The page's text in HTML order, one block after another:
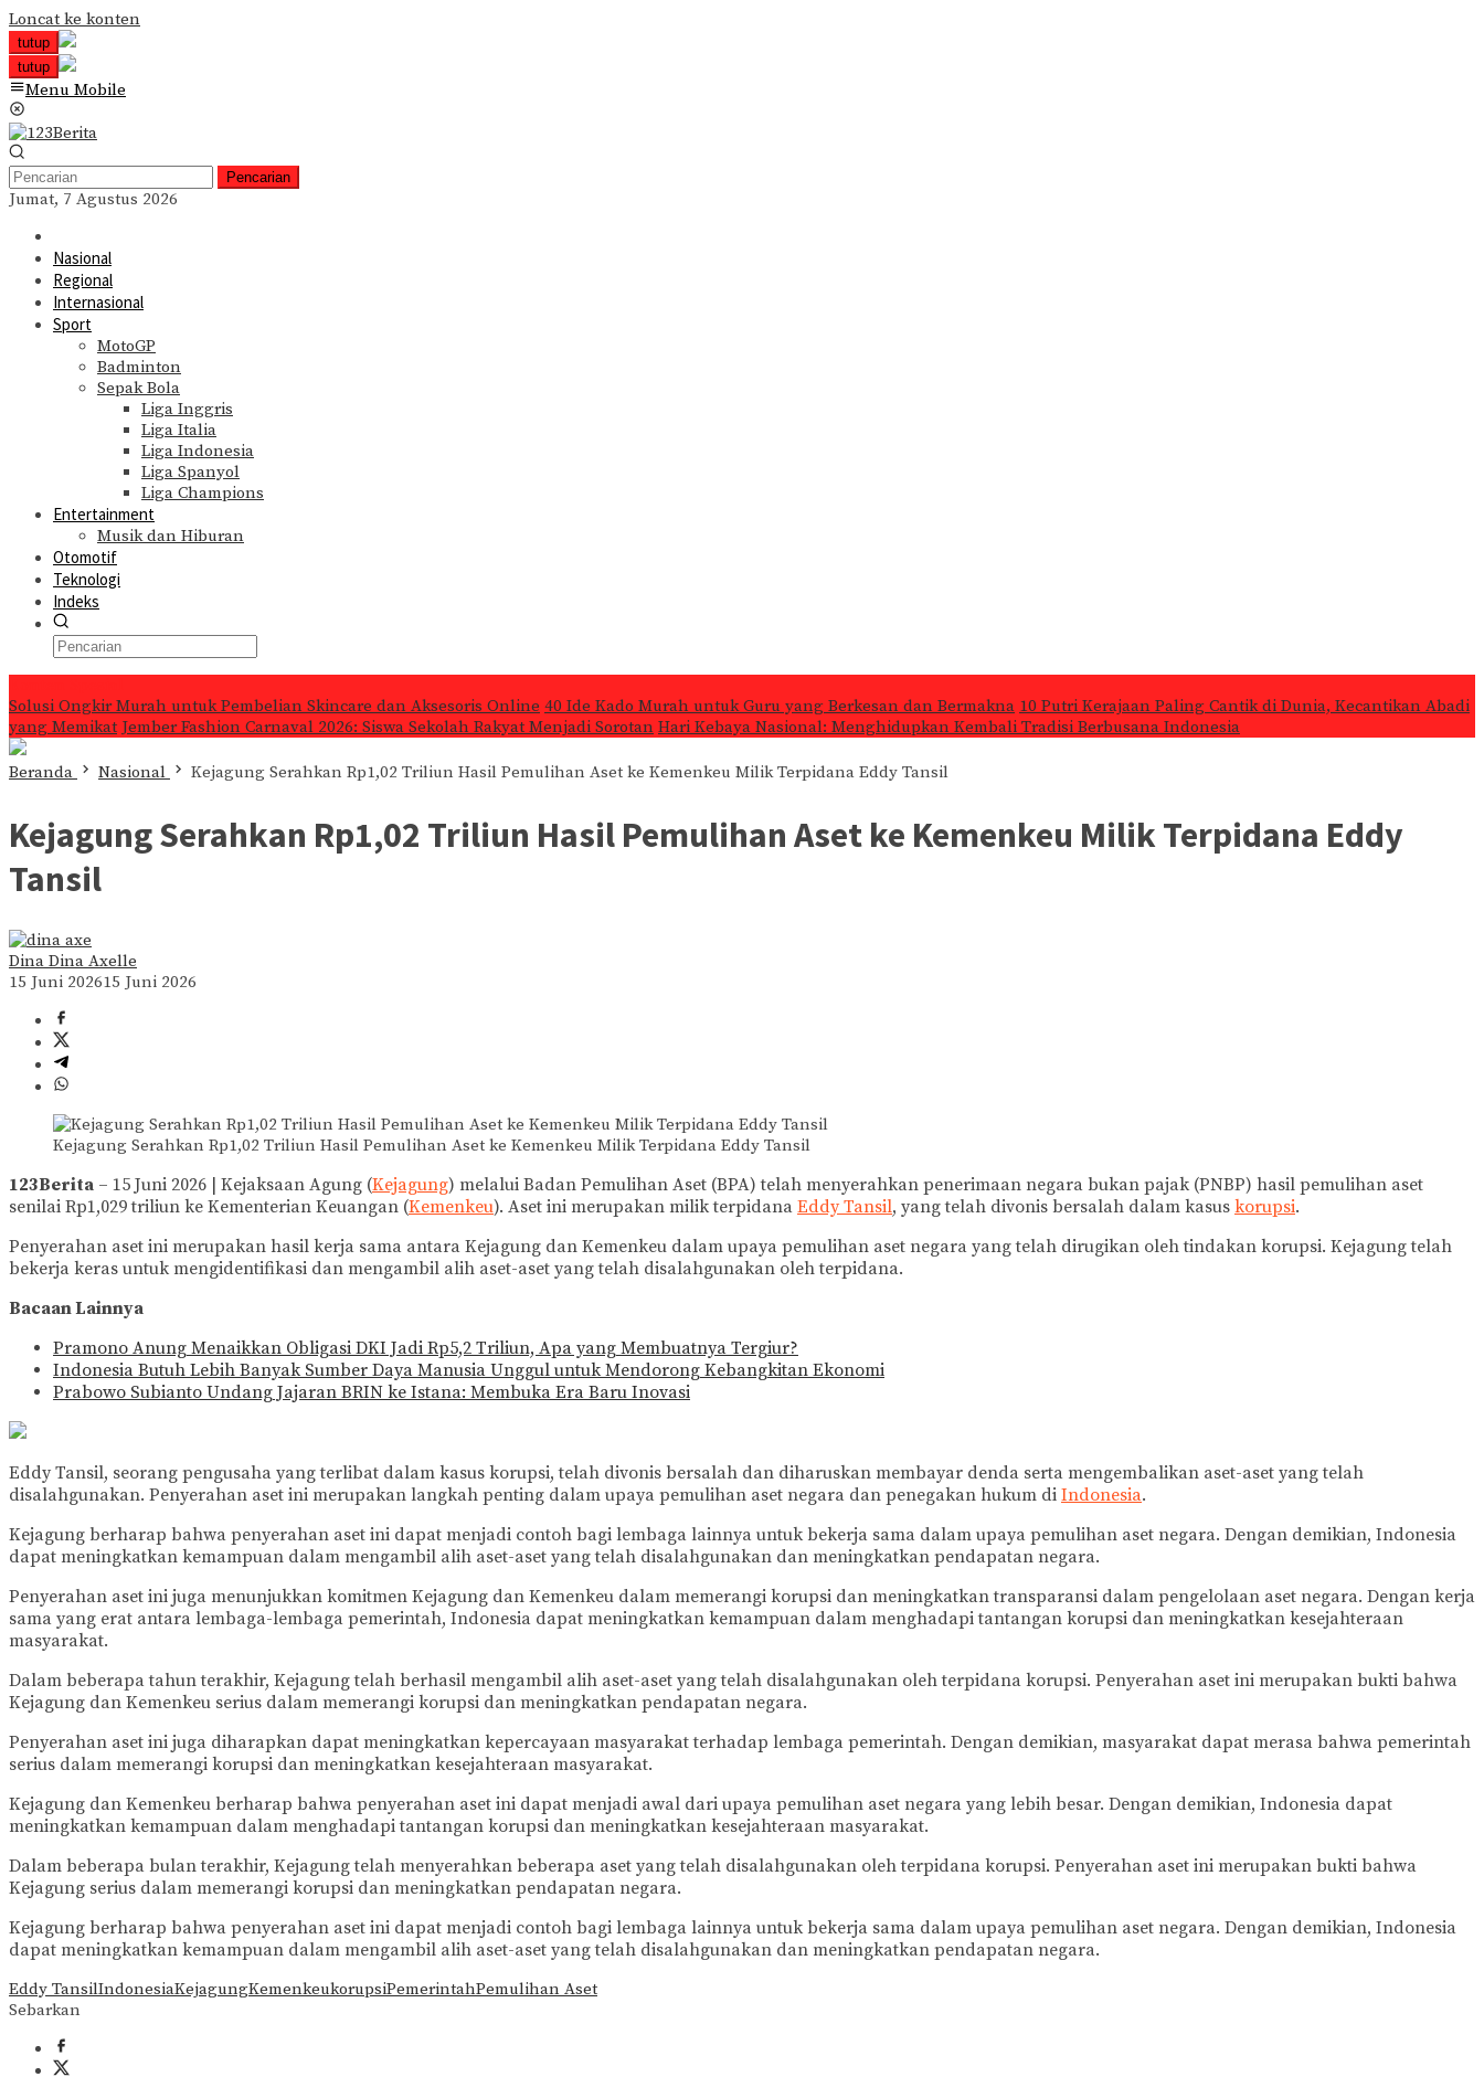
Loncat ke konten
tutup
tutup
Menu Mobile
Pencarian
Jumat, 7 Agustus 2026
Nasional
Regional
Internasional
Sport
MotoGP
Badminton
Sepak Bola
Liga Inggris
Liga Italia
Liga Indonesia
Liga Spanyol
Liga Champions
Entertainment
Musik dan Hiburan
Otomotif
Teknologi
Indeks
Solusi Ongkir Murah untuk Pembelian Skincare dan Aksesoris Online 40 Ide Kado Murah untuk Guru yang Berkesan dan Bermakna 10 Putri Kerajaan Paling Cantik di Dunia, Kecantikan Abadi
yang Memikat Jember Fashion Carnaval 2026: Siswa Sekolah Rakyat Menjadi Sorotan Hari Kebaya Nasional: Menghidupkan Kembali Tradisi Berbusana Indonesia
Beranda Nasional Kejagung Serahkan Rp1,02 Triliun Hasil Pemulihan Aset ke Kemenkeu Milik Terpidana Eddy Tansil
Kejagung Serahkan Rp1,02 Triliun Hasil Pemulihan Aset ke Kemenkeu Milik Terpidana Eddy
Tansil
Dina Dina Axelle
15 Juni 202615 Juni 2026
Kejagung Serahkan Rp1,02 Triliun Hasil Pemulihan Aset ke Kemenkeu Milik Terpidana Eddy Tansil
123Berita – 15 Juni 2026 | Kejaksaan Agung (Kejagung) melalui Badan Pemulihan Aset (BPA) telah menyerahkan penerimaan negara bukan pajak (PNBP) hasil pemulihan aset
senilai Rp1,029 triliun ke Kementerian Keuangan (Kemenkeu). Aset ini merupakan milik terpidana Eddy Tansil, yang telah divonis bersalah dalam kasus korupsi.
Penyerahan aset ini merupakan hasil kerja sama antara Kejagung dan Kemenkeu dalam upaya pemulihan aset negara yang telah dirugikan oleh tindakan korupsi. Kejagung telah
bekerja keras untuk mengidentifikasi dan mengambil alih aset-aset yang telah disalahgunakan oleh terpidana.
Bacaan Lainnya
Pramono Anung Menaikkan Obligasi DKI Jadi Rp5,2 Triliun, Apa yang Membuatnya Tergiur?
Indonesia Butuh Lebih Banyak Sumber Daya Manusia Unggul untuk Mendorong Kebangkitan Ekonomi
Prabowo Subianto Undang Jajaran BRIN ke Istana: Membuka Era Baru Inovasi
Eddy Tansil, seorang pengusaha yang terlibat dalam kasus korupsi, telah divonis bersalah dan diharuskan membayar denda serta mengembalikan aset-aset yang telah
disalahgunakan. Penyerahan aset ini merupakan langkah penting dalam upaya pemulihan aset negara dan penegakan hukum di Indonesia.
Kejagung berharap bahwa penyerahan aset ini dapat menjadi contoh bagi lembaga lainnya untuk bekerja sama dalam upaya pemulihan aset negara. Dengan demikian, Indonesia
dapat meningkatkan kemampuan dalam mengambil alih aset-aset yang telah disalahgunakan dan meningkatkan pendapatan negara.
Penyerahan aset ini juga menunjukkan komitmen Kejagung dan Kemenkeu dalam memerangi korupsi dan meningkatkan transparansi dalam pengelolaan aset negara. Dengan kerja
sama yang erat antara lembaga-lembaga pemerintah, Indonesia dapat meningkatkan kemampuan dalam menghadapi tantangan korupsi dan meningkatkan kesejahteraan
masyarakat.
Dalam beberapa tahun terakhir, Kejagung telah berhasil mengambil alih aset-aset yang telah disalahgunakan oleh terpidana korupsi. Penyerahan aset ini merupakan bukti bahwa
Kejagung dan Kemenkeu serius dalam memerangi korupsi dan meningkatkan pendapatan negara.
Penyerahan aset ini juga diharapkan dapat meningkatkan kepercayaan masyarakat terhadap lembaga pemerintah. Dengan demikian, masyarakat dapat merasa bahwa pemerintah
serius dalam memerangi korupsi dan meningkatkan kesejahteraan masyarakat.
Kejagung dan Kemenkeu berharap bahwa penyerahan aset ini dapat menjadi awal dari upaya pemulihan aset negara yang lebih besar. Dengan demikian, Indonesia dapat
meningkatkan kemampuan dalam menghadapi tantangan korupsi dan meningkatkan kesejahteraan masyarakat.
Dalam beberapa bulan terakhir, Kejagung telah menyerahkan beberapa aset yang telah disalahgunakan oleh terpidana korupsi. Penyerahan aset ini merupakan bukti bahwa
Kejagung serius dalam memerangi korupsi dan meningkatkan pendapatan negara.
Kejagung berharap bahwa penyerahan aset ini dapat menjadi contoh bagi lembaga lainnya untuk bekerja sama dalam upaya pemulihan aset negara. Dengan demikian, Indonesia
dapat meningkatkan kemampuan dalam mengambil alih aset-aset yang telah disalahgunakan dan meningkatkan pendapatan negara.
Eddy TansilIndonesiaKejagungKemenkeukorupsiPemerintahPemulihan Aset
Sebarkan